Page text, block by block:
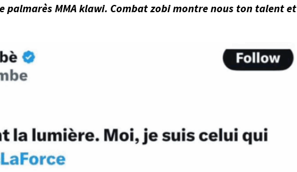
palmarès MMA klawi. Combat zobi montre nous ton talent et